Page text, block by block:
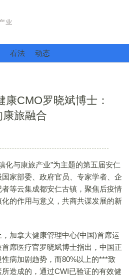
看法 动态
CMO罗晓斌博士：
旅融合
与康旅产业”为主题的第五届安仁
家部委、政府官员、专家学者、企
等云集成都安仁古镇，聚焦后疫情
的作用与意义，共商共谋发展的新
拿大健康管理中心(中国)首席运
席医疗官罗晓斌博士指出，中国正
病加剧趋势，而80%以上的***致
造成的，通过CWI已验证的有效健